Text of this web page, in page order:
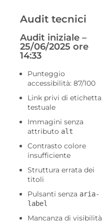
Audit tecnici
Audit iniziale –
25/06/2025 ore
14:33
Punteggio
accessibilità: 87/100
Link privi di etichetta
testuale
Immagini senza
attributo alt
Contrasto colore
insufficiente
Struttura errata dei
titoli
Pulsanti senza aria-
label
Mancanza di visibilità